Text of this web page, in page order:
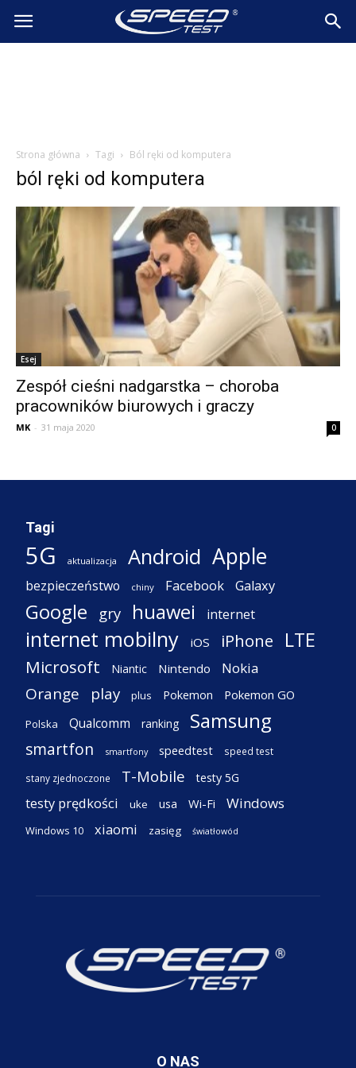
SpeedTest.pl
Strona główna Tagi Ból ręki od komputera
ból ręki od komputera
Esej
Zespół cieśni nadgarstka – choroba
pracowników biurowych i graczy
MK - 31 maja 2020 0
Tagi
5G aktualizacja Android Apple
bezpieczeństwo chiny Facebook Galaxy
Google gry huawei internet
internet mobilny iOS iPhone LTE
Microsoft Niantic Nintendo Nokia
Orange play plus Pokemon Pokemon GO
Polska Qualcomm ranking Samsung
smartfon smartfony speedtest speed test
stany zjednoczone T-Mobile testy 5G
testy prędkości uke usa Wi-Fi Windows
Windows 10 xiaomi zasięg światłowód
O NAS